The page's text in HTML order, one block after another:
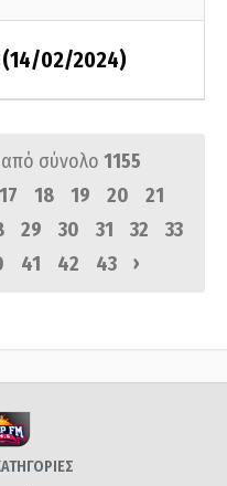
(14/02/2024)
από σύνολο 1155
17 18 19 20
21
29 30 31 32
33
41 42 43 ›